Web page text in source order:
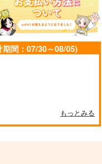
期間：07/30～08/05)
もっとみる